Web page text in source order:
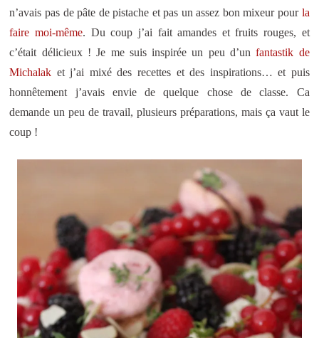
n’avais pas de pâte de pistache et pas un assez bon mixeur pour la
faire moi-même. Du coup j’ai fait amandes et fruits rouges, et
c’était délicieux ! Je me suis inspirée un peu d’unfantastik de
Michalak et j’ai mixé des recettes et des inspirations… et puis
honnêtement j’avais envie de quelque chose de classe. Ca
demande un peu de travail, plusieurs préparations, mais ça vaut le
coup !